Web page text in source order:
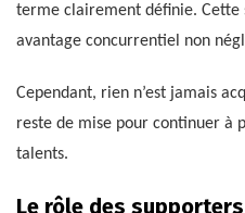
terme clairement définie.
avantage concurrentiel non
Cependant, rien n’est jamais
reste de mise pour continuer à
talents.
Le rôle des